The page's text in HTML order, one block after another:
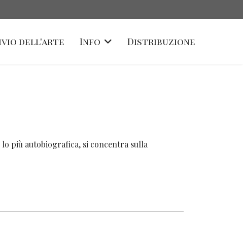
dell'arte Info Distribuzione
lo più autobiografica, si concentra sulla